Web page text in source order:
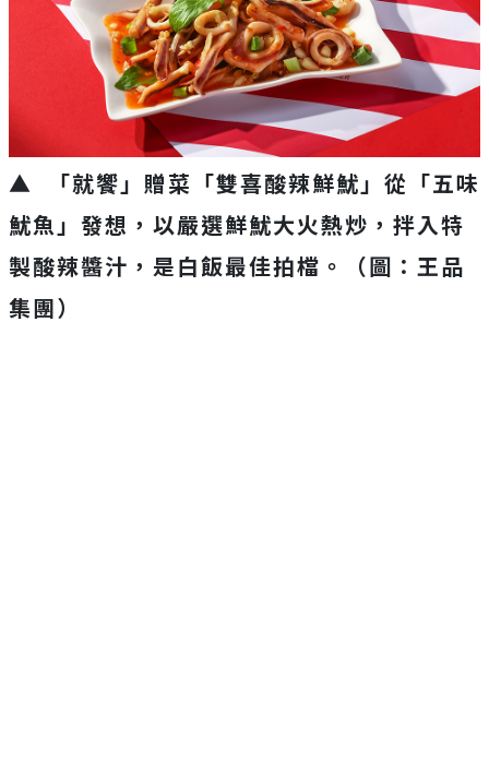
▲ 「就饗」贈菜「雙喜酸辣鮮魷」從「五味
魷魚」發想，以嚴選鮮魷大火熱炒，拌入特
製酸辣醬汁，是白飯最佳拍檔。（圖：王品
集團）